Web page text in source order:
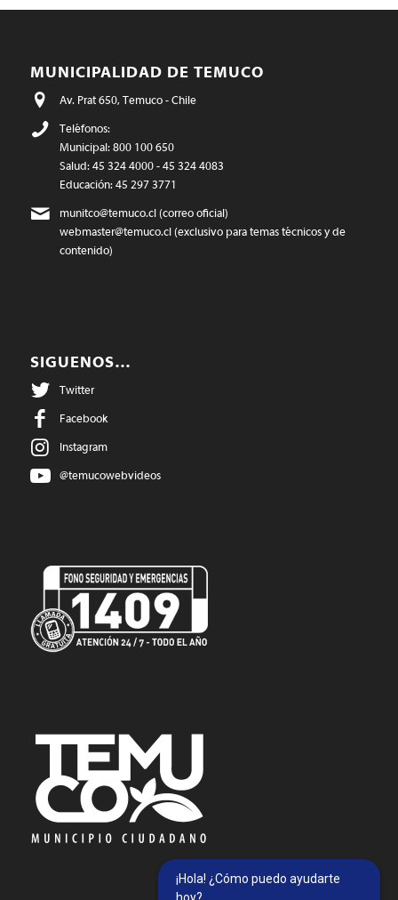
MUNICIPALIDAD DE TEMUCO
Av. Prat 650, Temuco - Chile
Teléfonos:
Municipal: 800 100 650
Salud: 45 324 4000 - 45 324 4083
Educación: 45 297 3771
munitco@temuco.cl(correo oficial)
webmaster@temuco.cl(exclusivo para temas técnicos y de
contenido)
SIGUENOS…
Twitter
Facebook
Instagram
@temucowebvideos
¡Hola! ¿Cómo puedo ayudarte